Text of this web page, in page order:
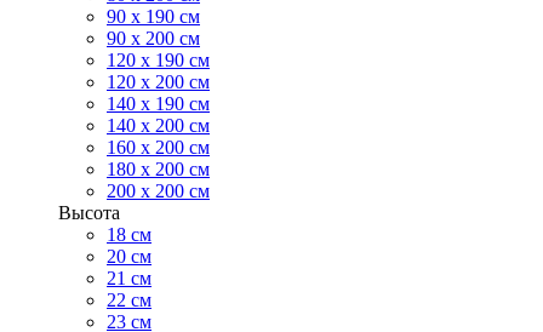
90 х 190 см
90 х 200 см
120 х 190 см
120 х 200 см
140 х 190 см
140 х 200 см
160 х 200 см
180 х 200 см
200 х 200 см
Высота
18 см
20 см
21 см
22 см
23 см